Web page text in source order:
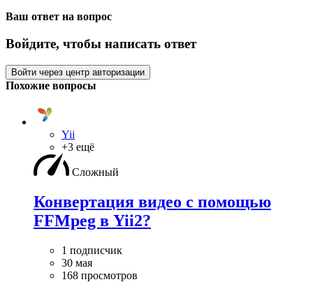
Ваш ответ на вопрос
Войдите, чтобы написать ответ
Войти через центр авторизации
Похожие вопросы
Yii
+3 ещё
Сложный
Конвертация видео с помощью
FFMpeg в Yii2?
1 подписчик
30 мая
168 просмотров